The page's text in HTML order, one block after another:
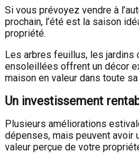
Si vous prévoyez vendre à
prochain, l’été est la saison
propriété.
Les arbres feuillus, les jardins
ensoleillées offrent un décor
maison en valeur dans toute
Un investissement
Plusieurs améliorations
dépenses, mais peuvent avoir
valeur perçue de votre